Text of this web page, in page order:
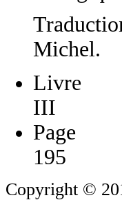
Michel.
Livre
III
Page
195
Copyright ©